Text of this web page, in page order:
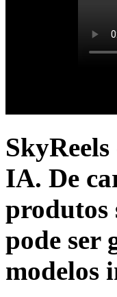
IA. De
produtos
pode ser
modelos